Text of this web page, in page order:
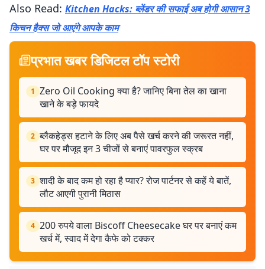
Also Read: Kitchen Hacks: ब्लेंडर की सफाई अब होगी आसान 3
किचन हैक्स जो आएंगे आपके काम
प्रभात खबर डिजिटल टॉप स्टोरी
1 Zero Oil Cooking क्या है? जानिए बिना तेल का खाना
खाने के बड़े फायदे
2 ब्लैकहेड्स हटाने के लिए अब पैसे खर्च करने की जरूरत नहीं,
घर पर मौजूद इन 3 चीजों से बनाएं पावरफुल स्क्रब
3 शादी के बाद कम हो रहा है प्यार? रोज पार्टनर से कहें ये बातें,
लौट आएगी पुरानी मिठास
4 200 रुपये वाला Biscoff Cheesecake घर पर बनाएं कम
खर्च में, स्वाद में देगा कैफे को टक्कर